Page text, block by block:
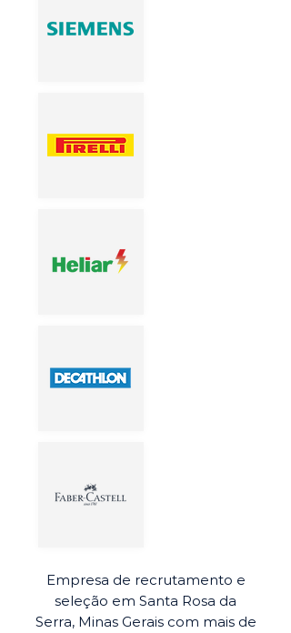
Empresa de recrutamento e
seleção em Santa Rosa da
Serra, Minas Gerais com mais de